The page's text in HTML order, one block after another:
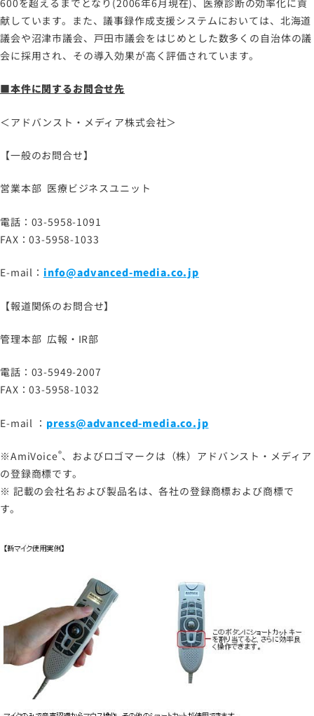
献しています。また、議事録作成支援システムにおいては、北海道
議会や沼津市議会、戸田市議会をはじめとした数多くの自治体の議
会に採用され、その導入効果が高く評価されています。
■本件に関するお問合せ先
＜アドバンスト・メディア株式会社＞
【一般のお問合せ】
営業本部 医療ビジネスユニット
電話：03-5958-1091
FAX：03-5958-1033
E-mail： info@advanced-media.co.jp
【報道関係のお問合せ】
管理本部 広報・IR部
電話：03-5949-2007
FAX：03-5958-1032
E-mail ： press@advanced-media.co.jp
※AmiVoice®、およびロゴマークは（株）アドバンスト・メディア
の登録商標です。
※ 記載の会社名および製品名は、各社の登録商標および商標で
す。